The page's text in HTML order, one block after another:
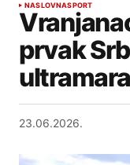
NASLOVNASPORT
prvak
23.06.2026.